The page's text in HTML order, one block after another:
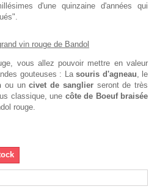
d'une quinzaine d'années qui
vin rouge de Bandol
vous allez pouvoir mettre en valeur
gouteuses : Lasouris d'agneau , le
ou uncivet de sanglierseront de très
classique, une côte de Boeuf braisée
rouge.